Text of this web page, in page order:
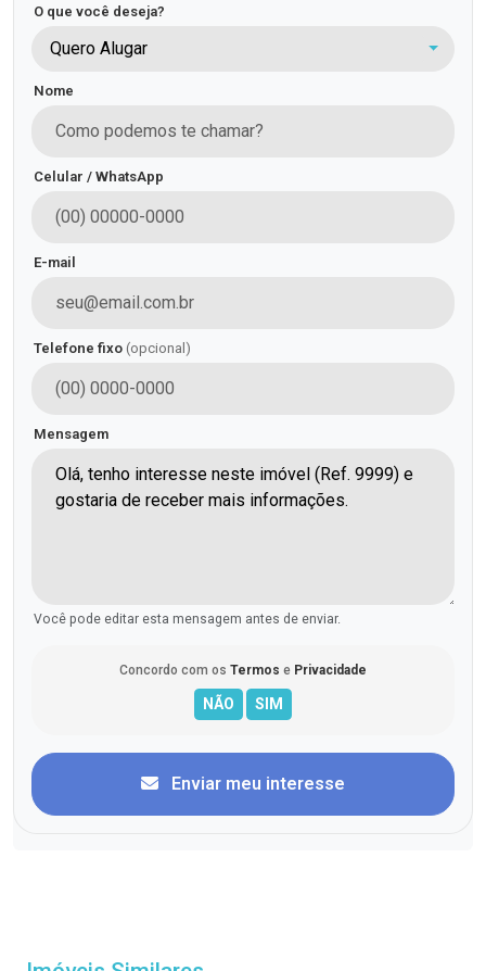
O que você deseja?
Quero Alugar
Nome
Celular / WhatsApp
E-mail
Telefone fixo (opcional)
Mensagem
Você pode editar esta mensagem antes de enviar.
Concordo com os Termos e Privacidade
Enviar meu interesse